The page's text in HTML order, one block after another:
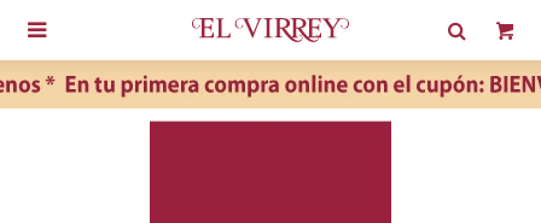
